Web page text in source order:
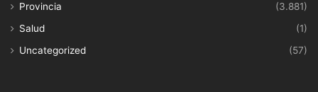
Provincia
(3.881)
Salud
(1)
Uncategorized
(57)